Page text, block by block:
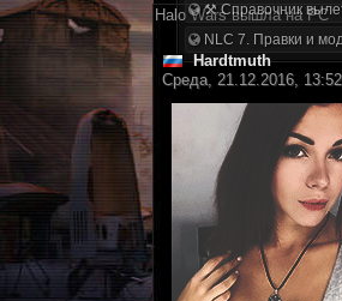
⚒ Справочник
NLC 7. Правки и
Halo Wars вышла на PC
Hardtmuth
Среда, 21.12.2016,